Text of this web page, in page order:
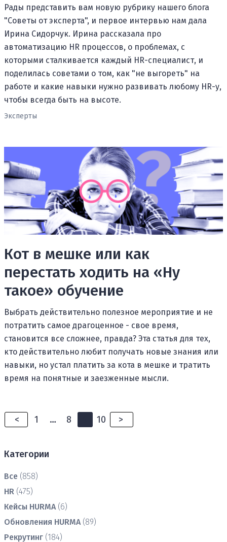
Рады представить вам новую рубрику нашего блога
"Советы от эксперта", и первое интервью нам дала
Ирина Сидорчук. Ирина рассказала про
автоматизацию HR процессов, о проблемах, с
которыми сталкивается каждый HR-специалист, и
поделилась советами о том, как "не выгореть" на
работе и какие навыки нужно развивать любому HR-у,
чтобы всегда быть на высоте.
Эксперты
Кот в мешке или как
перестать ходить на «Ну
такое» обучение
Выбрать действительно полезное мероприятие и не
потратить самое драгоценное - свое время,
становится все сложнее, правда? Эта статья для тех,
кто действительно любит получать новые знания или
навыки, но устал платить за кота в мешке и тратить
время на понятные и заезженные мысли.
< 1 … 8 10 >
Категории
Все (858)
HR (475)
Кейсы HURMA (6)
Обновления HURMA (89)
Рекрутинг (184)